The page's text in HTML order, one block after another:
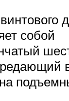
собой